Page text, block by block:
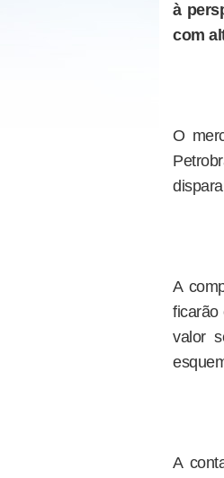
à
com
O
A
ficarão
valor
A